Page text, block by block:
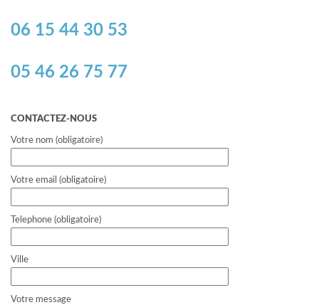
06 15 44 30 53
05 46 26 75 77
CONTACTEZ-NOUS
Votre nom (obligatoire)
Votre email (obligatoire)
Telephone (obligatoire)
Ville
Votre message